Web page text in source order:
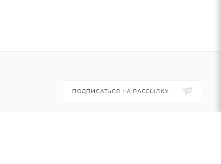
ПОДПИСАТЬСЯ НА РАССЫЛКУ